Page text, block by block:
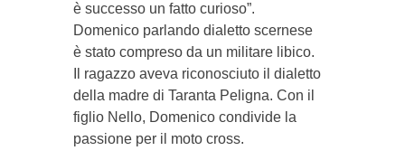
è successo un fatto curioso”.
Domenico parlando dialetto scernese
è stato compreso da un militare libico.
Il ragazzo aveva riconosciuto il dialetto
della madre di Taranta Peli­gna. Con il
figlio Nello, Do­menico condivide la
passione per il moto cross.